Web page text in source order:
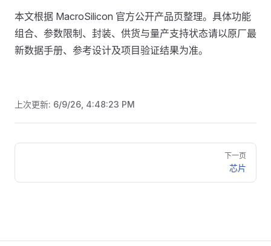
本文根据 MacroSilicon 官方公开产品页整理。具体功能
组合、参数限制、封装、供货与量产支持状态请以原厂最
新数据手册、参考设计及项目验证结果为准。
上次更新: 6/9/26, 4:48:23 PM
Pager
下一页
芯片